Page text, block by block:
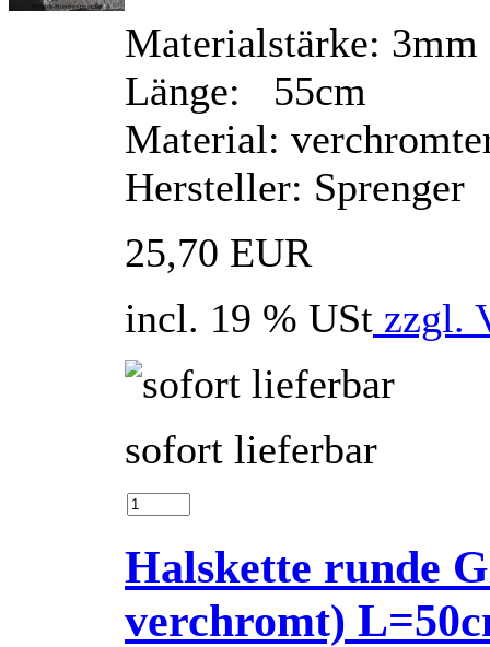
Materialstärke: 3mm
Länge: 55cm
Material:
Hersteller: Sprenger
25,70 EUR
incl. 19 % USt zzgl.
sofort lieferbar
Halskette runde
verchromt)